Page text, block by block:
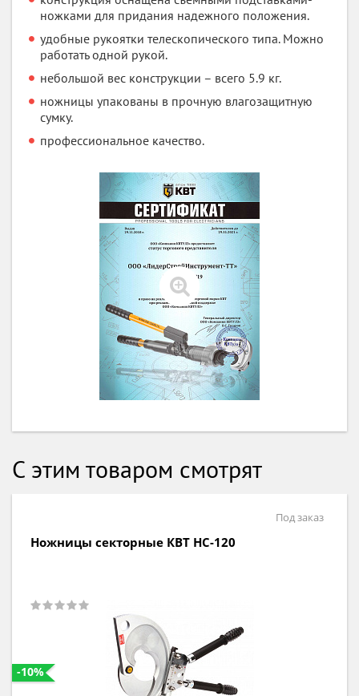
ножками для придания надежного положения.
удобные рукоятки телескопического типа. Можно
работать одной рукой.
небольшой вес конструкции – всего 5.9 кг.
ножницы упакованы в прочную влагозащитную
сумку.
профессиональное качество.
С этим товаром смотрят
Под заказ
Ножницы секторные КВТ НС-120
-10%